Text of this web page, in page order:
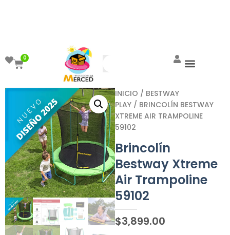
0
INICIO / BESTWAY
PLAY / BRINCOLÍN BESTWAY
XTREME AIR TRAMPOLINE
59102
Brincolín
Bestway Xtreme
Air Trampoline
59102
$3,899.00